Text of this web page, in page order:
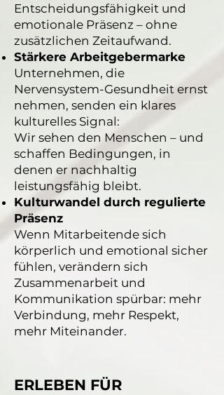
Entscheidungsfähigkeit und
emotionale Präsenz – ohne
zusätzlichen Zeitaufwand.
Stärkere Arbeitgebermarke
Unternehmen, die
Nervensystem-Gesundheit ernst
nehmen, senden ein klares
kulturelles Signal:
Wir sehen den Menschen – und
schaffen Bedingungen, in
denen er nachhaltig
leistungsfähig bleibt.
Kulturwandel durch regulierte
Präsenz
Wenn Mitarbeitende sich
körperlich und emotional sicher
fühlen, verändern sich
Zusammenarbeit und
Kommunikation spürbar: mehr
Verbindung, mehr Respekt,
mehr Miteinander.
ERLEBEN FÜR